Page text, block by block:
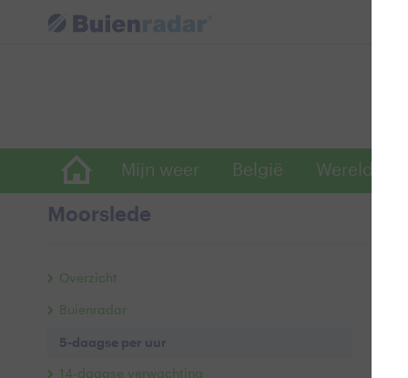
Mijn weer België Wereldwijd
Moorslede
Overzicht
Buienradar
5-daagse per uur
14-daagse verwachting